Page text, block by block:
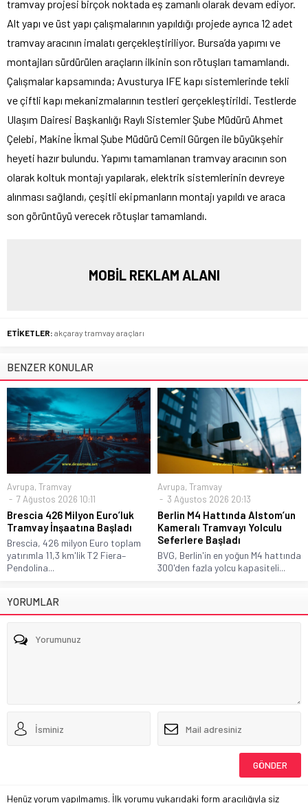
tramvay projesi birçok noktada eş zamanlı olarak devam ediyor.
Alt yapı ve üst yapı çalışmalarının yapıldığı projede ayrıca 12 adet
tramvay aracının imalatı gerçekleştiriliyor. Bursa’da yapımı ve
montajları sürdürülen araçların ilkinin son rötuşları tamamlandı.
Çalışmalar kapsamında; Avusturya IFE kapı sistemlerinde tekli
ve çiftli kapı mekanizmalarının testleri gerçekleştirildi. Testlerde
Ulaşım Dairesi Başkanlığı Raylı Sistemler Şube Müdürü Ahmet
Çelebi, Makine İkmal Şube Müdürü Cemil Gürgen ile büyükşehir
heyeti hazır bulundu. Yapımı tamamlanan tramvay aracının son
olarak koltuk montajı yapılarak, elektrik sistemlerinin devreye
alınması sağlandı, çeşitli ekipmanların montajı yapıldı ve araca
son görüntüyü verecek rötuşlar tamamlandı.
MOBİL REKLAM ALANI
ETİKETLER: akçaray tramvay araçları
BENZER KONULAR
Avrupa, Tramvay
7 Ağustos 2026 10:11
Brescia 426 Milyon Euro’luk
Tramvay İnşaatına Başladı
Brescia, 426 milyon Euro toplam
yatırımla 11,3 km'lik T2 Fiera–
Pendolina...
Avrupa, Tramvay
3 Ağustos 2026 20:13
Berlin M4 Hattında Alstom’un
Kameralı Tramvayı Yolculu
Seferlere Başladı
BVG, Berlin'in en yoğun M4 hattında
300'den fazla yolcu kapasiteli...
YORUMLAR
Henüz yorum yapılmamış. İlk yorumu yukarıdaki form aracılığıyla siz